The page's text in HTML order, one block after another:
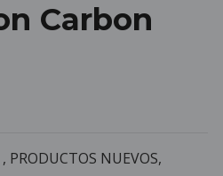
Carbon
NUEVOS,